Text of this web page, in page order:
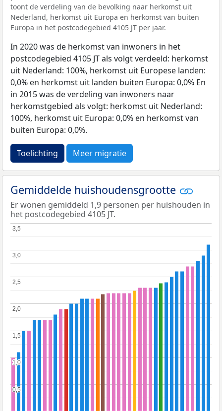
toont de verdeling van de bevolking naar herkomst uit
Nederland, herkomst uit Europa en herkomst van buiten
Europa in het postcodegebied 4105 JT per jaar.
In 2020 was de herkomst van inwoners in het
postcodegebied 4105 JT als volgt verdeeld: herkomst
uit Nederland: 100%, herkomst uit Europese landen:
0,0% en herkomst uit landen buiten Europa: 0,0% En
in 2015 was de verdeling van inwoners naar
herkomstgebied als volgt: herkomst uit Nederland:
100%, herkomst uit Europa: 0,0% en herkomst van
buiten Europa: 0,0%.
Toelichting Meer migratie
Gemiddelde huishoudensgrootte
Er wonen gemiddeld 1,9 personen per huishouden in
het postcodegebied 4105 JT.
0,5
0,5
1,0
1,0
1,5
1,5
2,0
2,0
2,5
2,5
3,0
3,0
3,5
3,5